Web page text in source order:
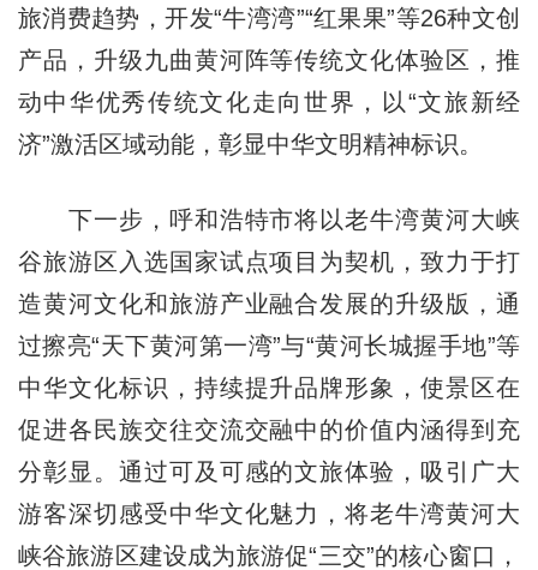
旅消费趋势，开发“牛湾湾”“红果果”等26种文创
产品，升级九曲黄河阵等传统文化体验区，推
动中华优秀传统文化走向世界，以“文旅新经
济”激活区域动能，彰显中华文明精神标识。
下一步，呼和浩特市将以老牛湾黄河大峡
谷旅游区入选国家试点项目为契机，致力于打
造黄河文化和旅游产业融合发展的升级版，通
过擦亮“天下黄河第一湾”与“黄河长城握手地”等
中华文化标识，持续提升品牌形象，使景区在
促进各民族交往交流交融中的价值内涵得到充
分彰显。通过可及可感的文旅体验，吸引广大
游客深切感受中华文化魅力，将老牛湾黄河大
峡谷旅游区建设成为旅游促“三交”的核心窗口，